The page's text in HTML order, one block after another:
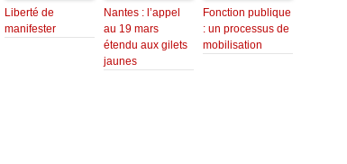
Liberté de
manifester
Nantes : l’appel
au 19 mars
étendu aux gilets
jaunes
Fonction publique
: un processus de
mobilisation